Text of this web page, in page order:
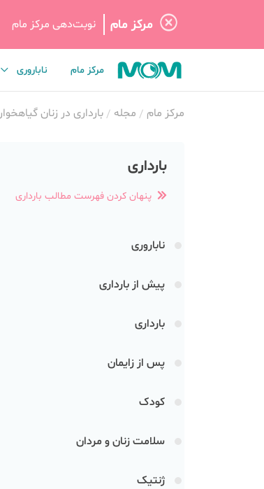
مرکز مام نوبت‌دهی مرکز مام
مرکز مام ناباروری
مرکز مام مجله بارداری در زنان گیاهخوار
بارداری
پنهان کردن فهرست مطالب بارداری
ناباروری
پیش از بارداری
بارداری
پس از زایمان
کودک
سلامت زنان و مردان
ژنتیک